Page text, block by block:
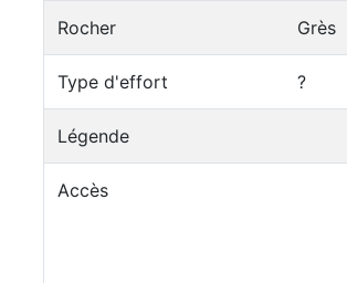
Rocher Grès
Type d'effort ?
Légende
Accès